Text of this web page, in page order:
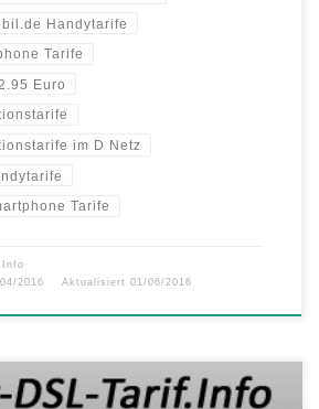
Handytarife
Tarife
Euro
im D Netz
Tarife
2016 Aktualisiert 01/06/2016